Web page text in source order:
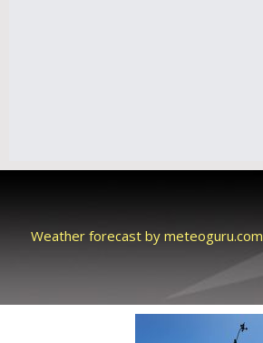
Weather forecast by meteoguru.com